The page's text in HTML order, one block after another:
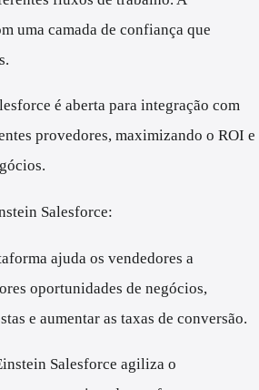
uma camada de confiança que
é aberta para integração com
provedores, maximizando o ROI e
Salesforce:
ajuda os vendedores a
oportunidades de negócios,
e aumentar as taxas de conversão.
Salesforce agiliza o